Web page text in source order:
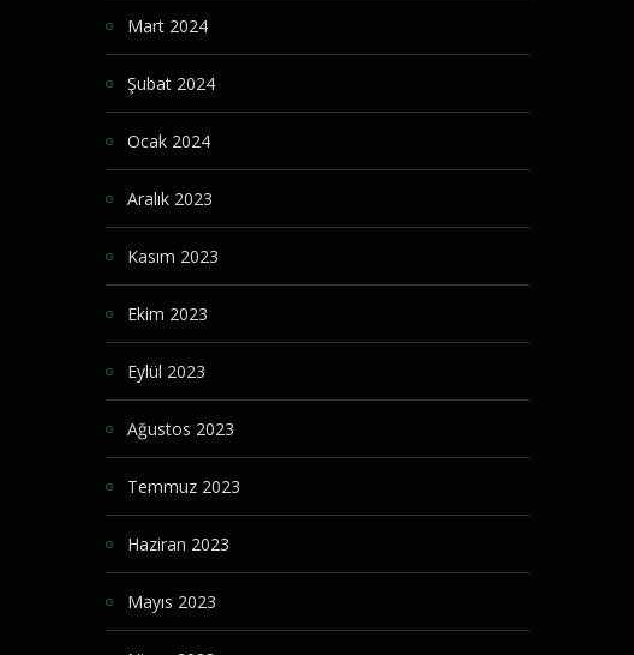
Mart 2024
Şubat 2024
Ocak 2024
Aralık 2023
Kasım 2023
Ekim 2023
Eylül 2023
Ağustos 2023
Temmuz 2023
Haziran 2023
Mayıs 2023